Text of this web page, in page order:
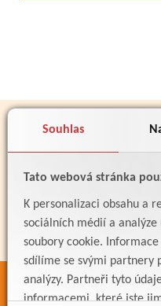
Souhlas
Tato webová stránka
K personalizaci obsahu a
sociálních médií a analýze
soubory cookie.
sdílíme se svými partnery
analýzy. Partneři tyto
informacemi, které jste
PARTNEŘI
ODKAZY